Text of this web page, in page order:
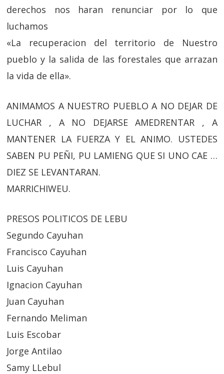
derechos nos haran renunciar por lo que
luchamos
«La recuperacion del territorio de Nuestro
pueblo y la salida de las forestales que arrazan
la vida de ella».
ANIMAMOS A NUESTRO PUEBLO A NO DEJAR DE
LUCHAR , A NO DEJARSE AMEDRENTAR , A
MANTENER LA FUERZA Y EL ANIMO. USTEDES
SABEN PU PEÑI, PU LAMIENG QUE SI UNO CAE …
DIEZ SE LEVANTARAN.
MARRICHIWEU.
PRESOS POLITICOS DE LEBU
Segundo Cayuhan
Francisco Cayuhan
Luis Cayuhan
Ignacion Cayuhan
Juan Cayuhan
Fernando Meliman
Luis Escobar
Jorge Antilao
Samy LLebul